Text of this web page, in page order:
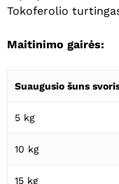
Tokoferolio
Maitinimo gairės:
Suaugusio šuns
5 kg
10 kg
15 kg